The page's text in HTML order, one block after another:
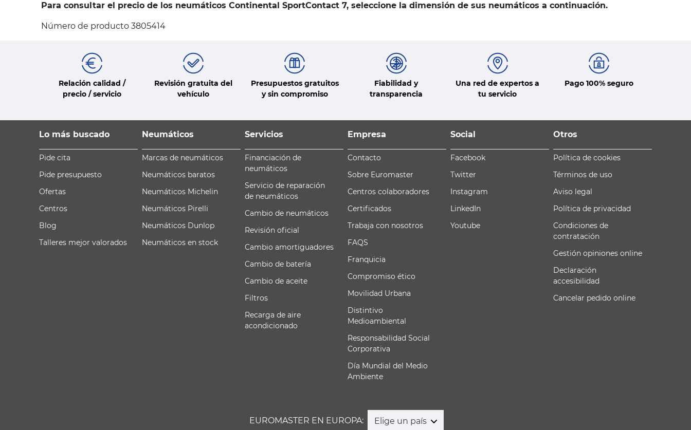
Para consultar el precio de los neumáticos Continental SportContact 7, seleccione la dimensión de sus neumáticos a continuación.
Número de producto 3805414
Relación calidad /
precio / servicio
Revisión gratuita del
vehículo
Presupuestos gratuitos
y sin compromiso
Fiabilidad y
transparencia
Una red de expertos a
tu servicio
Pago 100% seguro
Lo más buscado
Pide cita
Pide presupuesto
Ofertas
Centros
Blog
Talleres mejor valorados
Neumáticos
Marcas de neumáticos
Neumáticos baratos
Neumáticos Michelin
Neumáticos Pirelli
Neumáticos Dunlop
Neumáticos en stock
Servicios
Financiación de
neumáticos
Servicio de reparación
de neumáticos
Cambio de neumáticos
Revisión oficial
Cambio amortiguadores
Cambio de batería
Cambio de aceite
Filtros
Recarga de aire
acondicionado
Empresa
Contacto
Sobre Euromaster
Centros colaboradores
Certificados
Trabaja con nosotros
FAQS
Franquicia
Compromiso ético
Movilidad Urbana
Distintivo
Medioambiental
Responsabilidad Social
Corporativa
Día Mundial del Medio
Ambiente
Social
Facebook
Twitter
Instagram
LinkedIn
Youtube
Otros
Política de cookies
Términos de uso
Aviso legal
Política de privacidad
Condiciones de
contratación
Gestión opiniones online
Declaración
accesibilidad
Cancelar pedido online
EUROMASTER EN EUROPA: Elige un país